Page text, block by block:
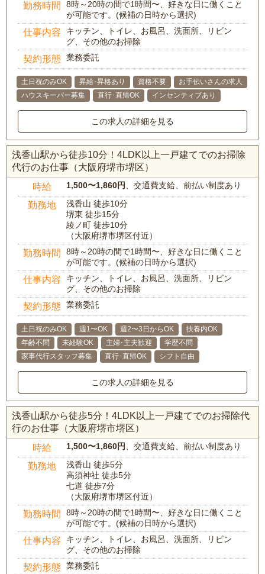
勤務時間
8時～20時の間で1時間〜、好きな日に働くこと
が可能です。(候補の日時から選択)
仕事内容
キッチン、トイレ、お風呂、洗面所、リビン
グ、その他のお掃除
契約形態 業務委託
土日祝のみOK 昇給･昇格あり 資格不要
お手伝いさんの求人
ハウスキーパー募集
直行･直帰OK インセンティブあり
この求人の詳細を見る
浅香山駅から徒歩10分！4LDK以上一戸建てでのお掃除
代行のお仕事（大阪府堺市堺区）
時給 1,500〜1,860円、交通費支給、前払い制度あり
勤務地
浅香山 徒歩10分
堺東 徒歩15分
綾ノ町 徒歩10分
（大阪府堺市堺区付近）
勤務時間
8時～20時の間で1時間〜、好きな日に働くこと
が可能です。(候補の日時から選択)
仕事内容
キッチン、トイレ、お風呂、洗面所、リビン
グ、その他のお掃除
契約形態 業務委託
土日祝のみOK 週1〜OK 週2〜3日からOK
扶養内OK
年齢不問
未経験OK 主婦･主夫歓迎
学歴不問
家事代行スタッフ募集
直行･直帰OK シフト自由
この求人の詳細を見る
浅香山駅から徒歩5分！4LDK以上一戸建てでのお掃除代
行のお仕事（大阪府堺市堺区）
時給 1,500〜1,860円、交通費支給、前払い制度あり
勤務地
浅香山 徒歩5分
高須神社 徒歩5分
七道 徒歩7分
（大阪府堺市堺区付近）
勤務時間
8時～20時の間で1時間〜、好きな日に働くこと
が可能です。(候補の日時から選択)
仕事内容
キッチン、トイレ、お風呂、洗面所、リビン
グ、その他のお掃除
契約形態 業務委託